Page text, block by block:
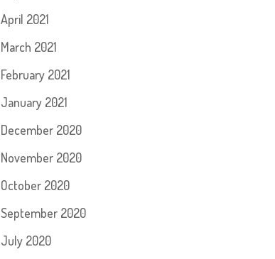
April 2021
March 2021
February 2021
January 2021
December 2020
November 2020
October 2020
September 2020
July 2020